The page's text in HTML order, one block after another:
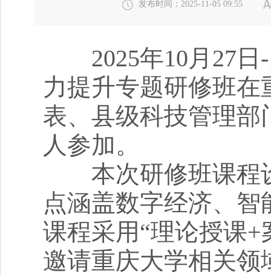
发布时间：2025-11-05 09:55
2025年10月27日-
力提升专题研修班
表、县级科技管理部
人参加。
本次研修班课程
点涵盖数字经济、
课程采用“理论授课
邀请重庆大学相关